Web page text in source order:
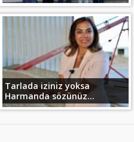
Tarlada iziniz yoksa
Harmanda sözünüz...